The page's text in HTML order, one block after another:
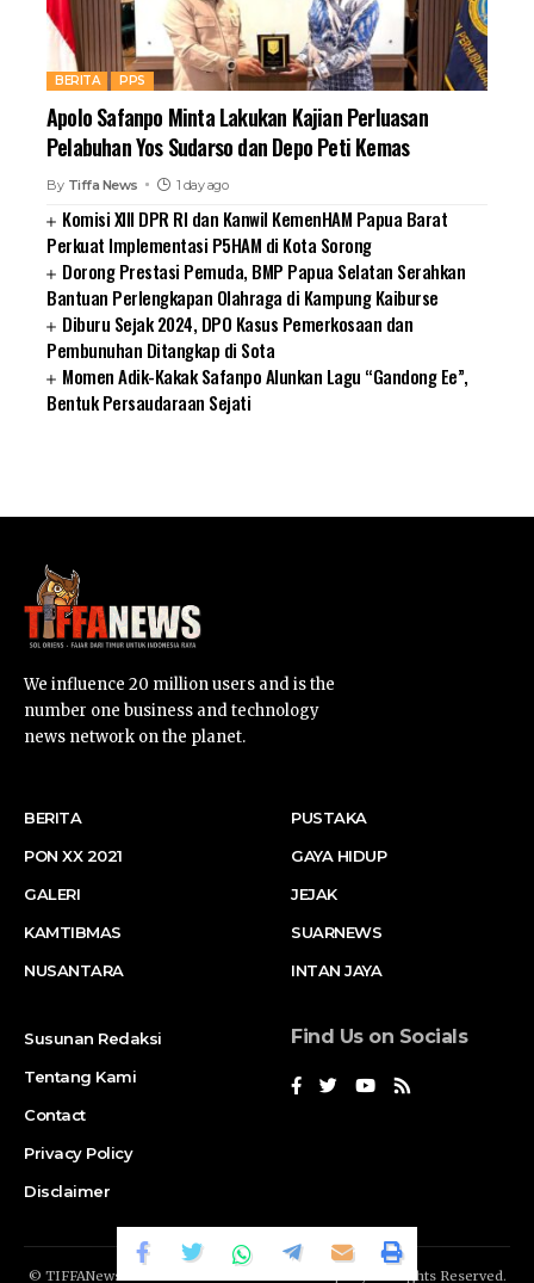
BERITA PPS
Apolo Safanpo Minta Lakukan Kajian Perluasan
Pelabuhan Yos Sudarso dan Depo Peti Kemas
By Tiffa News 1 day ago
Komisi XIII DPR RI dan Kanwil KemenHAM Papua Barat
Perkuat Implementasi P5HAM di Kota Sorong
Dorong Prestasi Pemuda, BMP Papua Selatan Serahkan
Bantuan Perlengkapan Olahraga di Kampung Kaiburse
Diburu Sejak 2024, DPO Kasus Pemerkosaan dan
Pembunuhan Ditangkap di Sota
Momen Adik-Kakak Safanpo Alunkan Lagu “Gandong Ee”,
Bentuk Persaudaraan Sejati
We influence 20 million users and is the
number one business and technology
news network on the planet.
BERITA
PON XX 2021
GALERI
KAMTIBMAS
NUSANTARA
PUSTAKA
GAYA HIDUP
JEJAK
SUARNEWS
INTAN JAYA
Susunan Redaksi
Tentang Kami
Contact
Privacy Policy
Disclaimer
Find Us on Socials
© TIFFANews Network. RAKA Company. All Rights Reserved.